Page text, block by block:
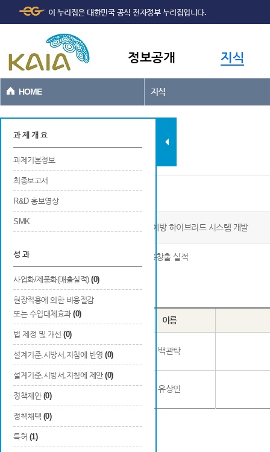
본문바로가기
이 누리집은 대한민국 공식 전자정부 누리집입니다.
정보공개 지식
HOME 지식
과제현황
과 제 개 요
과제기본정보
최종보고서
R&D 홍보영상
SMK
성 과
사업화/제품화(매출실적) (0)
현장적용에 의한 비용절감
또는 수입대체효과 (0)
법 제정 및 개선 (0)
설계기준,시방서,지침에 반영 (0)
설계기준,시방서,지침에 제안 (0)
정책제안 (0)
정책채택 (0)
특허 (1)
일자리창출
교통사고 저감을 위한 안개제거 및 살얼음예방 하이브리드 시스템 개발
※ 연구개발 및 사업화를 위한 연구기관의 고용창출 실적
Total2건
번호 구분 이름
1 일반 백관탁
2 청년 유상민